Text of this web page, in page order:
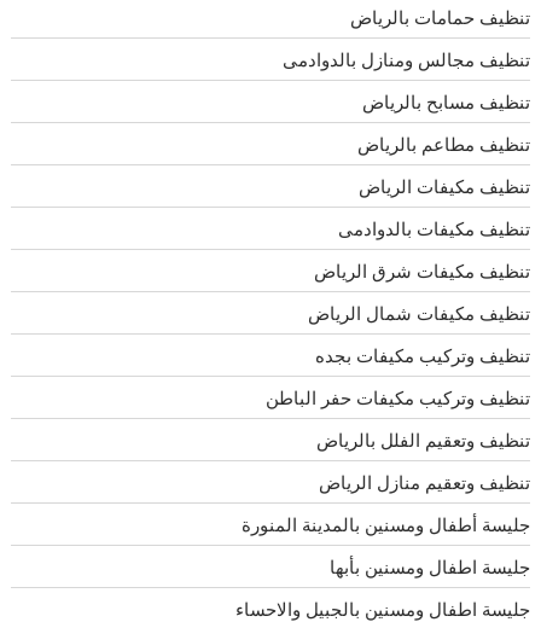
تنظيف حمامات بالرياض
تنظيف مجالس ومنازل بالدوادمى
تنظيف مسابح بالرياض
تنظيف مطاعم بالرياض
تنظيف مكيفات الرياض
تنظيف مكيفات بالدوادمى
تنظيف مكيفات شرق الرياض
تنظيف مكيفات شمال الرياض
تنظيف وتركيب مكيفات بجده
تنظيف وتركيب مكيفات حفر الباطن
تنظيف وتعقيم الفلل بالرياض
تنظيف وتعقيم منازل الرياض
جليسة أطفال ومسنين بالمدينة المنورة
جليسة اطفال ومسنين بأبها
جليسة اطفال ومسنين بالجبيل والاحساء